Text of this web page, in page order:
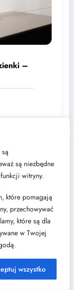
są niezbędne
witryny.
które pomagają
przechowywać
które są dla
w Twojej
wszystko
–